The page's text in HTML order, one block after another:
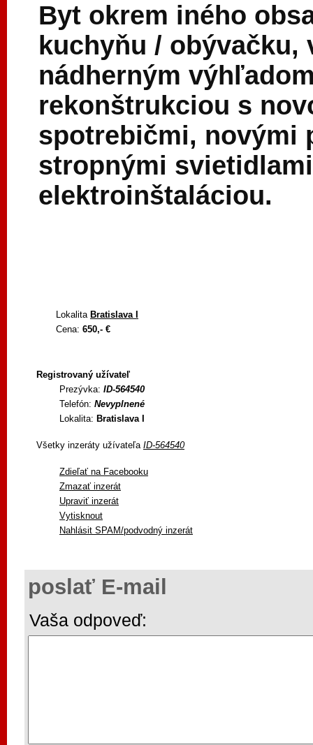
Byt okrem iného
kuchyňu / obývačku,
nádherným
rekonštrukciou s
spotrebičmi, novými
stropnými
elektroinštaláciou.
Lokalita Bratislava I
Cena: 650,- €
Registrovaný užívateľ
Prezývka: ID-564540
Telefón: Nevyplnené
Lokalita: Bratislava I
Všetky inzeráty užívateľa ID-564540
Zdieľať na Facebooku
Zmazať inzerát
Upraviť inzerát
Vytisknout
Nahlásit SPAM/podvodný inzerát
poslať E-mail
Vaša odpoveď: